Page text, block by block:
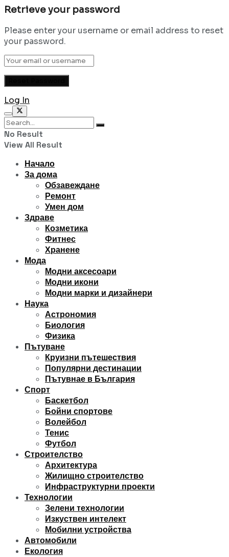
Retrieve your password
Please enter your username or email address to reset
your password.
Log In
No Result
View All Result
Начало
За дома
Обзавеждане
Ремонт
Умен дом
Здраве
Козметика
Фитнес
Хранене
Мода
Модни аксесоари
Модни икони
Модни марки и дизайнери
Наука
Астрономия
Биология
Физика
Пътуване
Круизни пътешествия
Популярни дестинации
Пътувнае в България
Спорт
Баскетбол
Бойни спортове
Волейбол
Тенис
Футбол
Строителство
Архитектура
Жилищно строителство
Инфраструктурни проекти
Технологии
Зелени технологии
Изкуствен интелект
Мобилни устройства
Автомобили
Екология